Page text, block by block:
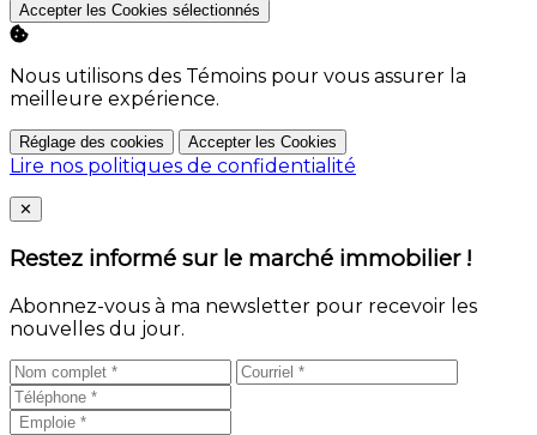
Accepter les Cookies sélectionnés
Nous utilisons des Témoins pour vous assurer la
meilleure expérience.
Réglage des cookies Accepter les Cookies
Lire nos politiques de confidentialité
Close
✕
Restez informé sur le marché immobilier !
Abonnez-vous à ma newsletter pour recevoir les
nouvelles du jour.